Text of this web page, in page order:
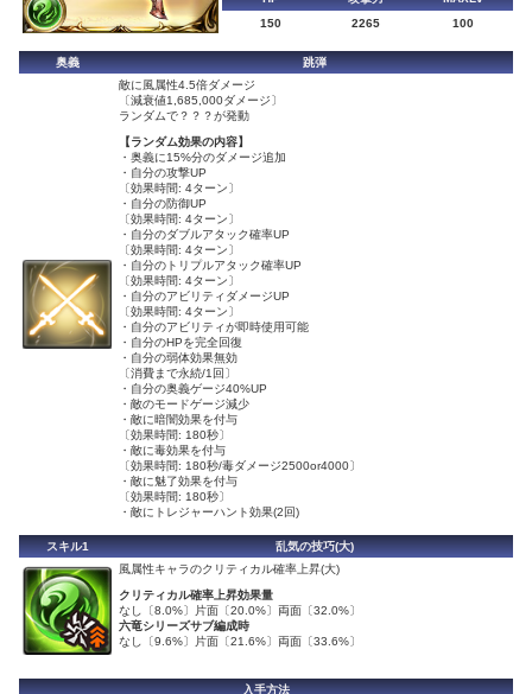
150
2265 100
奥義
跳弾
敵に風属性4.5倍ダメージ
〔減衰値1,685,000ダメージ〕
ランダムで？？？が発動
【ランダム効果の内容】
・奥義に15%分のダメージ追加
・自分の攻撃UP
〔効果時間: 4ターン〕
・自分の防御UP
〔効果時間: 4ターン〕
・自分のダブルアタック確率UP
〔効果時間: 4ターン〕
・自分のトリプルアタック確率UP
〔効果時間: 4ターン〕
・自分のアビリティダメージUP
〔効果時間: 4ターン〕
・自分のアビリティが即時使用可能
・自分のHPを完全回復
・自分の弱体効果無効
〔消費まで永続/1回〕
・自分の奥義ゲージ40%UP
・敵のモードゲージ減少
・敵に暗闇効果を付与
〔効果時間: 180秒〕
・敵に毒効果を付与
〔効果時間: 180秒/毒ダメージ2500or4000〕
・敵に魅了効果を付与
〔効果時間: 180秒〕
・敵にトレジャーハント効果(2回)
スキル1
乱気の技巧(大)
風属性キャラのクリティカル確率上昇(大)
クリティカル確率上昇効果量
なし〔8.0%〕片面〔20.0%〕両面〔32.0%〕
六竜シリーズサブ編成時
なし〔9.6%〕片面〔21.6%〕両面〔33.6%〕
入手方法